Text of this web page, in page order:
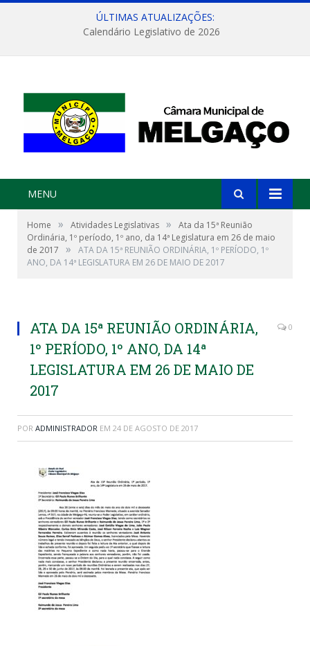
ÚLTIMAS ATUALIZAÇÕES:
Calendário Legislativo de 2026
MENU
Home » Atividades Legislativas »
Ata da 15ª Reunião
Ordinária, 1º período, 1º ano, da 14ª Legislatura em 26 de maio
de 2017
»
ATA DA 15ª REUNIÃO ORDINÁRIA, 1º PERÍODO, 1º
ANO, DA 14ª LEGISLATURA EM 26 DE MAIO DE 2017
ATA DA 15ª REUNIÃO ORDINÁRIA,
1º PERÍODO, 1º ANO, DA 14ª
LEGISLATURA EM 26 DE MAIO DE
2017
0
POR ADMINISTRADOR EM 24 DE AGOSTO DE 2017